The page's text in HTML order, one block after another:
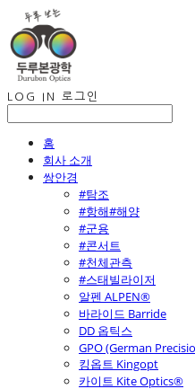
LOG IN 로그인
홈
회사 소개
쌍안경
#탐조
#항해#해양
#군용
#콘서트
#천체관측
#스태빌라이저
알펜 ALPEN®
바라이드 Barride
DD 옵틱스
GPO (German
킹옵트 Kingopt
카이트 Kite Optics®